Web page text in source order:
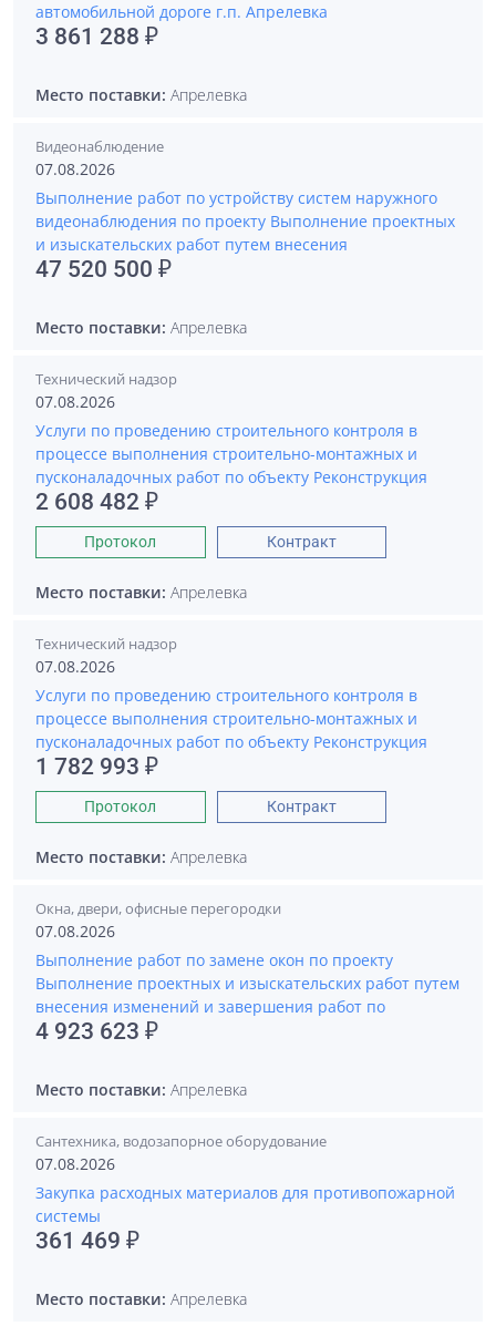
автомобильной дороге г.п. Апрелевка
3 861 288 ₽
Место поставки: Апрелевка
Видеонаблюдение
07.08.2026
Выполнение работ по устройству систем наружного
видеонаблюдения по проекту Выполнение проектных
и изыскательских работ путем внесения
47 520 500 ₽
Место поставки: Апрелевка
Технический надзор
07.08.2026
Услуги по проведению строительного контроля в
процессе выполнения строительно-монтажных и
пусконаладочных работ по объекту Реконструкция
2 608 482 ₽
Протокол Контракт
Место поставки: Апрелевка
Технический надзор
07.08.2026
Услуги по проведению строительного контроля в
процессе выполнения строительно-монтажных и
пусконаладочных работ по объекту Реконструкция
1 782 993 ₽
Протокол Контракт
Место поставки: Апрелевка
Окна, двери, офисные перегородки
07.08.2026
Выполнение работ по замене окон по проекту
Выполнение проектных и изыскательских работ путем
внесения изменений и завершения работ по
4 923 623 ₽
Место поставки: Апрелевка
Сантехника, водозапорное оборудование
07.08.2026
Закупка расходных материалов для противопожарной
системы
361 469 ₽
Место поставки: Апрелевка